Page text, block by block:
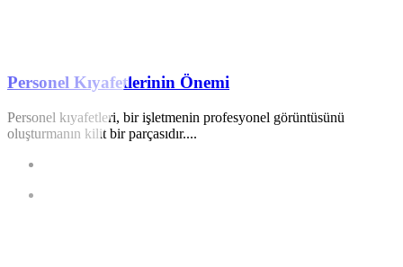
Personel Kıyafetlerinin Önemi
Personel kıyafetleri, bir işletmenin profesyonel görüntüsünü
oluşturmanın kilit bir parçasıdır....